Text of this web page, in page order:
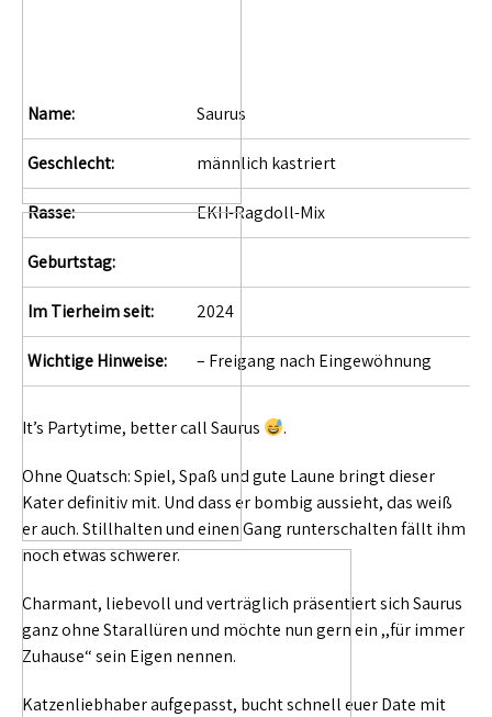
Name: Saurus
Geschlecht: männlich kastriert
Rasse: EKH-Ragdoll-Mix
Geburtstag:
Im Tierheim seit: 2024
Wichtige Hinweise: – Freigang nach Eingewöhnung
It’s Partytime, better call Saurus .
Ohne Quatsch: Spiel, Spaß und gute Laune bringt dieser
Kater definitiv mit. Und dass er bombig aussieht, das weiß
er auch. Stillhalten und einen Gang runterschalten fällt ihm
noch etwas schwerer.
Charmant, liebevoll und verträglich präsentiert sich Saurus
ganz ohne Starallüren und möchte nun gern ein ,,für immer
Zuhause“ sein Eigen nennen.
Katzenliebhaber aufgepasst, bucht schnell euer Date mit